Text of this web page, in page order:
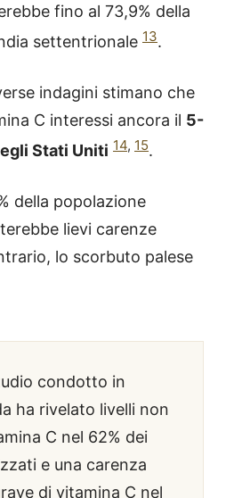
fino al 73,9% della
settentrionale 13.
indagini stimano che
C interessi ancora il 5-
Stati Uniti 14, 15.
della popolazione
lievi carenze
lo scorbuto palese
condotto in
ha rivelato livelli non
C nel 62% dei
e una carenza
di vitamina C nel